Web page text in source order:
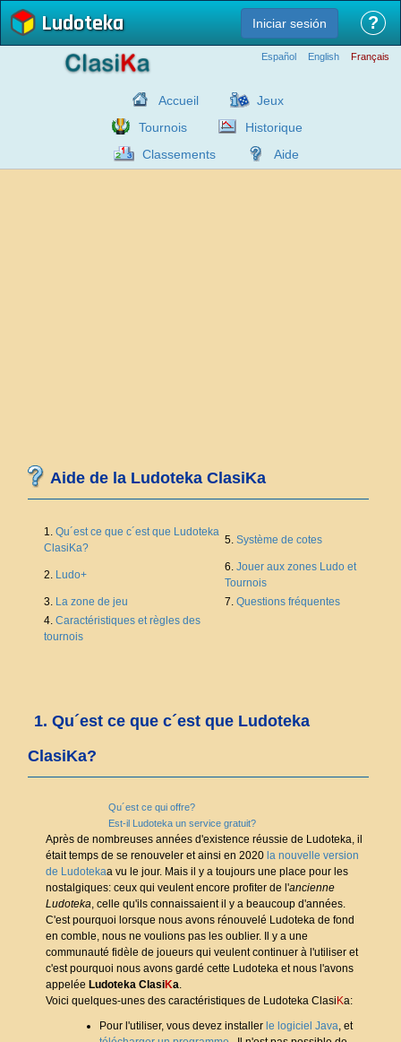
Ludoteka Iniciar sesión ?
Español English Français
Accueil
Jeux
Tournois
Historique
Classements
Aide
Aide de la Ludoteka ClasiKa
1. Qu´est ce que c´est que Ludoteka
ClasiKa?
5. Système de cotes
2. Ludo+
6. Jouer aux zones Ludo et
Tournois
3. La zone de jeu 7. Questions fréquentes
4. Caractéristiques et règles des
tournois
1. Qu´est ce que c´est que Ludoteka
ClasiKa?
Qu´est ce qui offre?
Est-il Ludoteka un service gratuit?
Après de nombreuses années d'existence réussie de Ludoteka, il
était temps de se renouveler et ainsi en 2020 la nouvelle version
de Ludotekaa vu le jour. Mais il y a toujours une place pour les
nostalgiques: ceux qui veulent encore profiter de l'ancienne
Ludoteka, celle qu'ils connaissaient il y a beaucoup d'années.
C'est pourquoi lorsque nous avons rénouvelé Ludoteka de fond
en comble, nous ne voulions pas les oublier. Il y a une
communauté fidèle de joueurs qui veulent continuer à l'utiliser et
c'est pourquoi nous avons gardé cette Ludoteka et nous l'avons
appelée Ludoteka ClasiKa.
Voici quelques-unes des caractéristiques de Ludoteka Clasi Ka:
Pour l'utiliser, vous devez installer le logiciel Java, et